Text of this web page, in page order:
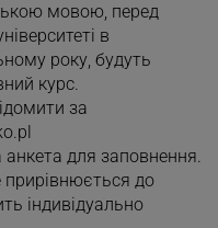
мовою, перед
в
року, будуть
курс.
за
анкета для заповнення.
до
індивідуально